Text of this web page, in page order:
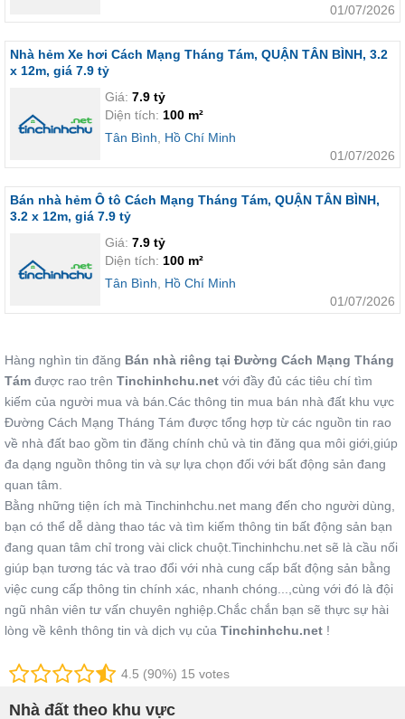
01/07/2026
Nhà hẻm Xe hơi Cách Mạng Tháng Tám, QUẬN TÂN BÌNH, 3.2
x 12m, giá 7.9 tỷ
Giá: 7.9 tỷ
Diện tích: 100 m²
Tân Bình
Hồ Chí Minh
01/07/2026
Bán nhà hẻm Ô tô Cách Mạng Tháng Tám, QUẬN TÂN BÌNH,
3.2 x 12m, giá 7.9 tỷ
Giá: 7.9 tỷ
Diện tích: 100 m²
Tân Bình
Hồ Chí Minh
01/07/2026
Hàng nghìn tin đăng Bán nhà riêng tại Đường Cách Mạng Tháng
Tám được rao trên Tinchinhchu.net với đầy đủ các tiêu chí tìm
kiếm của người mua và bán.Các thông tin mua bán nhà đất khu vực
Đường Cách Mạng Tháng Tám được tổng hợp từ các nguồn tin rao
về nhà đất bao gồm tin đăng chính chủ và tin đăng qua môi giới,giúp
đa dạng nguồn thông tin và sự lựa chọn đối với bất động sản đang
quan tâm.
Bằng những tiện ích mà Tinchinhchu.net mang đến cho người dùng,
bạn có thể dễ dàng thao tác và tìm kiếm thông tin bất động sản bạn
đang quan tâm chỉ trong vài click chuột.Tinchinhchu.net sẽ là cầu nối
giúp bạn tương tác và trao đổi với nhà cung cấp bất động sản bằng
việc cung cấp thông tin chính xác, nhanh chóng...,cùng với đó là đội
ngũ nhân viên tư vấn chuyên nghiệp.Chắc chắn bạn sẽ thực sự hài
lòng về kênh thông tin và dịch vụ của Tinchinhchu.net !
4.5 (90%) 15 votes
Nhà đất theo khu vực